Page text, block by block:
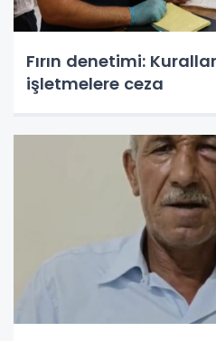
Fırın denetimi:
işletmelere ceza